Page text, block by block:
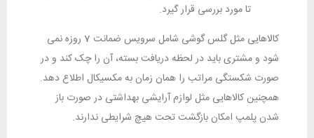
تا مورد بررسی قرار گیرد.
کالاهایی مثل گلس گوشی شامل سرویس ضمانت 7 روزه نمی
شود و مشتری باید در لحظه دریافت بسته، آن را چک کند و در
صورت شکستگی مراتب را همان زمان به مکسیکال اطلاع دهد.
همچنین کالاهایی مثل لوازم آرایشی بهداشتی در صورت باز
شدن پلمپ امکان بازگشت تحت هیچ شرایطی ندارند.